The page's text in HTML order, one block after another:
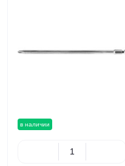
в наличии